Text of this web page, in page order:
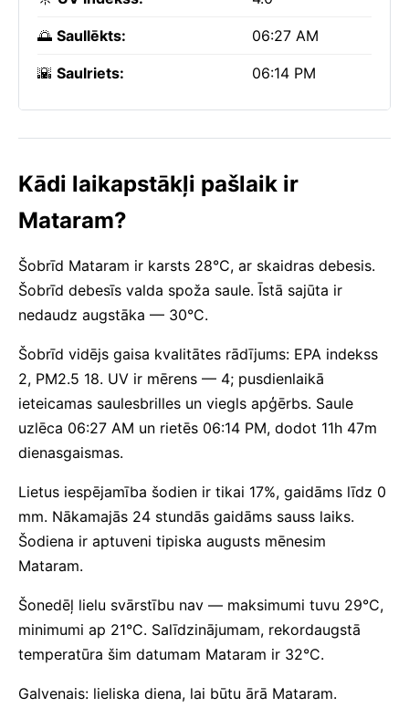
🌅 Saullēkts: 06:27 AM
🌇 Saulriets: 06:14 PM
Kādi laikapstākļi pašlaik ir
Mataram?
Šobrīd Mataram ir karsts 28°C, ar skaidras debesis.
Šobrīd debesīs valda spoža saule. Īstā sajūta ir
nedaudz augstāka — 30°C.
Šobrīd vidējs gaisa kvalitātes rādījums: EPA indekss
2, PM2.5 18. UV ir mērens — 4; pusdienlaikā
ieteicamas saulesbrilles un viegls apģērbs. Saule
uzlēca 06:27 AM un rietēs 06:14 PM, dodot 11h 47m
dienasgaismas.
Lietus iespējamība šodien ir tikai 17%, gaidāms līdz 0
mm. Nākamajās 24 stundās gaidāms sauss laiks.
Šodiena ir aptuveni tipiska augusts mēnesim
Mataram.
Šonedēļ lielu svārstību nav — maksimumi tuvu 29°C,
minimumi ap 21°C. Salīdzinājumam, rekordaugstā
temperatūra šim datumam Mataram ir 32°C.
Galvenais: lieliska diena, lai būtu ārā Mataram.